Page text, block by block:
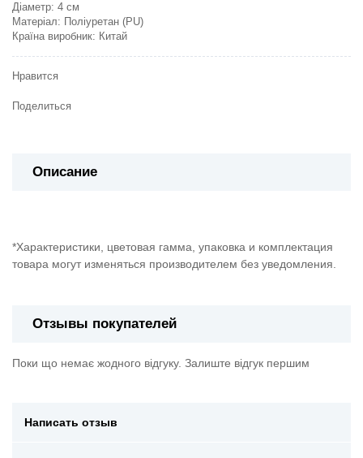
Діаметр: 4 см
Матеріал: Поліуретан (PU)
Країна виробник: Китай
Нравится
Поделиться
Описание
*Характеристики, цветовая гамма, упаковка и комплектация
товара могут изменяться производителем без уведомления.
Отзывы покупателей
Поки що немає жодного відгуку. Залиште відгук першим
Написать отзыв